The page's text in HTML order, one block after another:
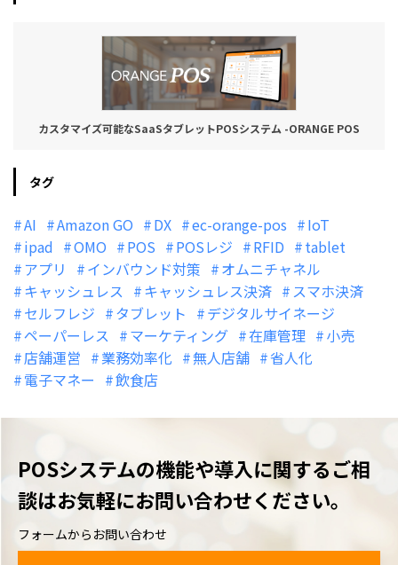
カスタマイズ可能なSaaSタブレットPOSシステム -ORANGE POS
タグ
AI Amazon GO DX ec-orange-pos
IoT
ipad
OMO POS POSレジ RFID
tablet
アプリ
インバウンド対策
オムニチャネル
キャッシュレス
キャッシュレス決済
スマホ決済
セルフレジ
タブレット
デジタルサイネージ
ペーパーレス
マーケティング 在庫管理
小売
店舗運営
業務効率化 無人店舗
省人化
電子マネー
飲食店
POSシステムの機能や導入に関するご相
談はお気軽にお問い合わせください。
フォームからお問い合わせ